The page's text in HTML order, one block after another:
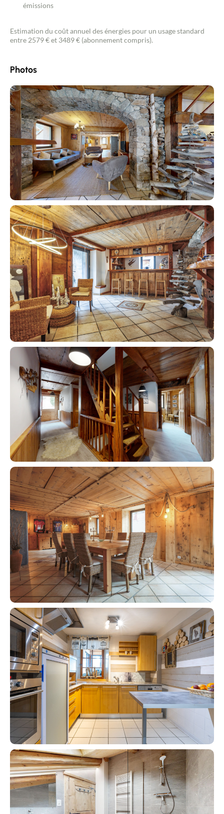
émissions
Estimation du coût annuel des énergies pour un usage standard
entre 2579 € et 3489 € (abonnement compris).
Photos